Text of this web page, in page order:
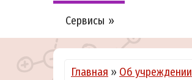
Сервисы
Главная » Об учреждении